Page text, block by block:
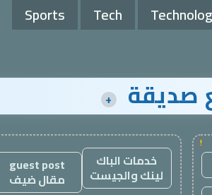
Sports
Tech
صديقة +
!
خدمات الباك
لينك والجيست guest post
مقال ضيف